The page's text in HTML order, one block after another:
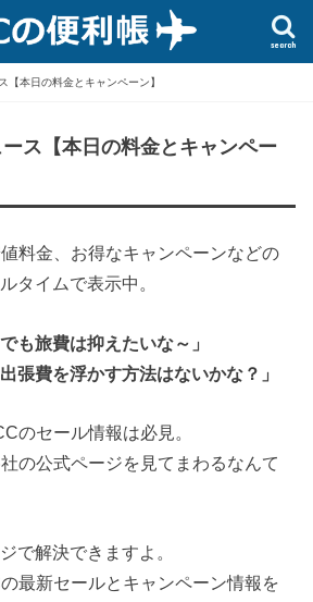
search
【本日の料金とキャンペーン】
ス【本日の料金とキャンペー
料金、お得なキャンペーンなどの
タイムで表示中。
も旅費は抑えたいな～」
張費を浮かす方法はないかな？」
のセール情報は必見。
の公式ページを見てまわるなんて
で解決できますよ。
最新セールとキャンペーン情報を